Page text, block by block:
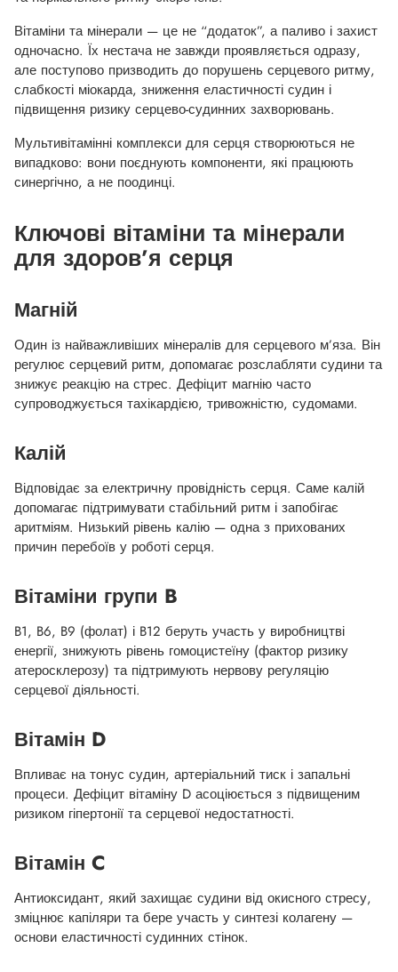
Вітаміни та мінерали — це не “додаток”, а паливо і захист
одночасно. Їх нестача не завжди проявляється одразу,
але поступово призводить до порушень серцевого ритму,
слабкості міокарда, зниження еластичності судин і
підвищення ризику серцево-судинних захворювань.
Мультивітамінні комплекси для серця створюються не
випадково: вони поєднують компоненти, які працюють
синергічно, а не поодинці.
Ключові вітаміни та мінерали
для здоров’я серця
Магній
Один із найважливіших мінералів для серцевого м’яза. Він
регулює серцевий ритм, допомагає розслабляти судини та
знижує реакцію на стрес. Дефіцит магнію часто
супроводжується тахікардією, тривожністю, судомами.
Калій
Відповідає за електричну провідність серця. Саме калій
допомагає підтримувати стабільний ритм і запобігає
аритміям. Низький рівень калію — одна з прихованих
причин перебоїв у роботі серця.
Вітаміни групи B
B1, B6, B9 (фолат) і B12 беруть участь у виробництві
енергії, знижують рівень гомоцистеїну (фактор ризику
атеросклерозу) та підтримують нервову регуляцію
серцевої діяльності.
Вітамін D
Впливає на тонус судин, артеріальний тиск і запальні
процеси. Дефіцит вітаміну D асоціюється з підвищеним
ризиком гіпертонії та серцевої недостатності.
Вітамін C
Антиоксидант, який захищає судини від окисного стресу,
зміцнює капіляри та бере участь у синтезі колагену —
основи еластичності судинних стінок.